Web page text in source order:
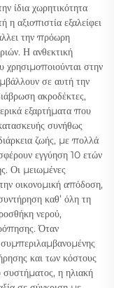
ίδια χωρητικότητα
αξιοπιστία εξαλείφει
την πρόωρη
Η ανθεκτική
χρησιμοποιούνται στην
σε αυτή την
ακροδέκτες,
εξαρτήματα που
συνήθως
ζωής, με πολλά
εγγύηση 10 ετών
Οι μειωμένες
οικονομική απόδοση,
καθ’ όλη τη
νερού,
Όταν
συμπεριλαμβανομένης
και των κόστους
συστήματος, η ηλιακή